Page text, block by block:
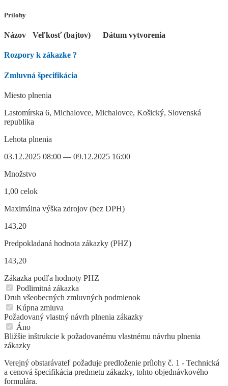
Prílohy
Názov Veľkosť (bajtov) Dátum vytvorenia
Rozpory k zákazke ?
Zmluvná špecifikácia
Miesto plnenia
Lastomírska 6, Michalovce, Michalovce, Košický, Slovenská
republika
Lehota plnenia
03.12.2025 08:00 — 09.12.2025 16:00
Množstvo
1,00 celok
Maximálna výška zdrojov (bez DPH)
143,20
Predpokladaná hodnota zákazky (PHZ)
143,20
Zákazka podľa hodnoty PHZ
Podlimitná zákazka
Druh všeobecných zmluvných podmienok
Kúpna zmluva
Požadovaný vlastný návrh plnenia zákazky
Áno
Bližšie inštrukcie k požadovanému vlastnému návrhu plnenia
zákazky
Verejný obstarávateľ požaduje predloženie prílohy č. 1 - Technická
a cenová špecifikácia predmetu zákazky, tohto objednávkového
formulára.